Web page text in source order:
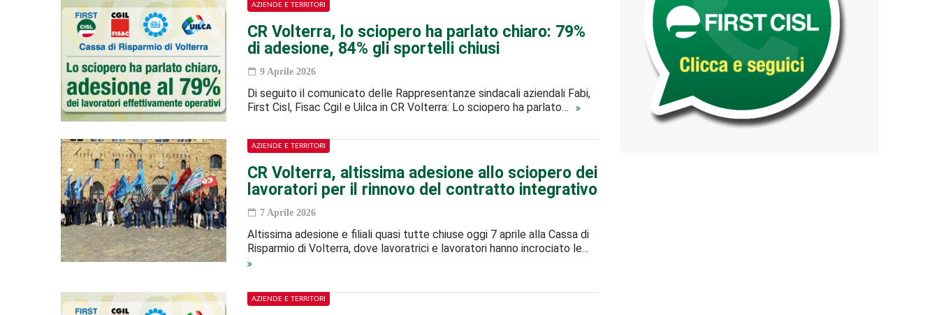
AZIENDE E TERRITORI
CR Volterra, lo sciopero ha parlato chiaro: 79%
di adesione, 84% gli sportelli chiusi
9 Aprile 2026
Di seguito il comunicato delle Rappresentanze sindacali aziendali Fabi,
First Cisl, Fisac Cgil e Uilca in CR Volterra: Lo sciopero ha parlato…
AZIENDE E TERRITORI
CR Volterra, altissima adesione allo sciopero dei
lavoratori per il rinnovo del contratto integrativo
7 Aprile 2026
Altissima adesione e filiali quasi tutte chiuse oggi 7 aprile alla Cassa di
Risparmio di Volterra, dove lavoratrici e lavoratori hanno incrociato le…
AZIENDE E TERRITORI